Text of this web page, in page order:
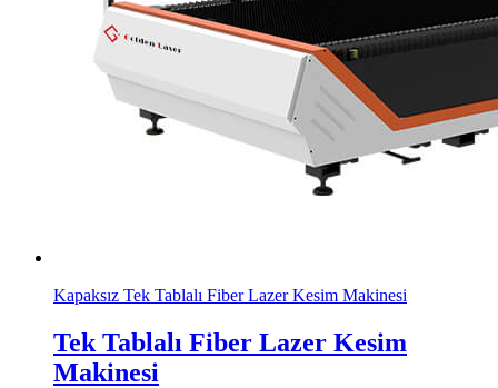
Kapaksız Tek Tablalı Fiber Lazer Kesim Makinesi
Tek Tablalı Fiber Lazer Kesim
Makinesi